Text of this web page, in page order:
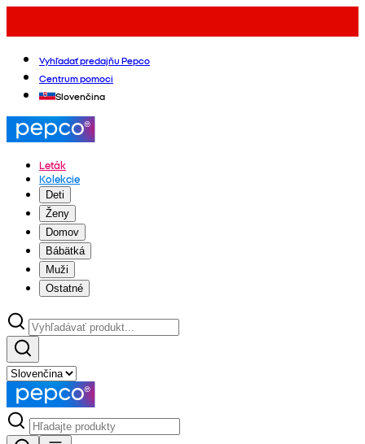
Vyhľadať predajňu Pepco
Centrum pomoci
Slovenčina
Leták
Kolekcie
Deti
Ženy
Domov
Bábätká
Muži
Ostatné